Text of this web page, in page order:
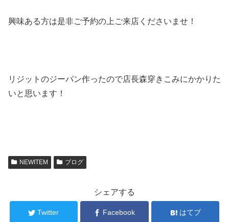
興味ある方は是非ご予約の上ご来店くださいませ！
リジットのジーパン作ったので店長森穿きこみにかかりた
いと思います！
NEWITEM ブログ
シェアする
Twitter Facebook はてブ